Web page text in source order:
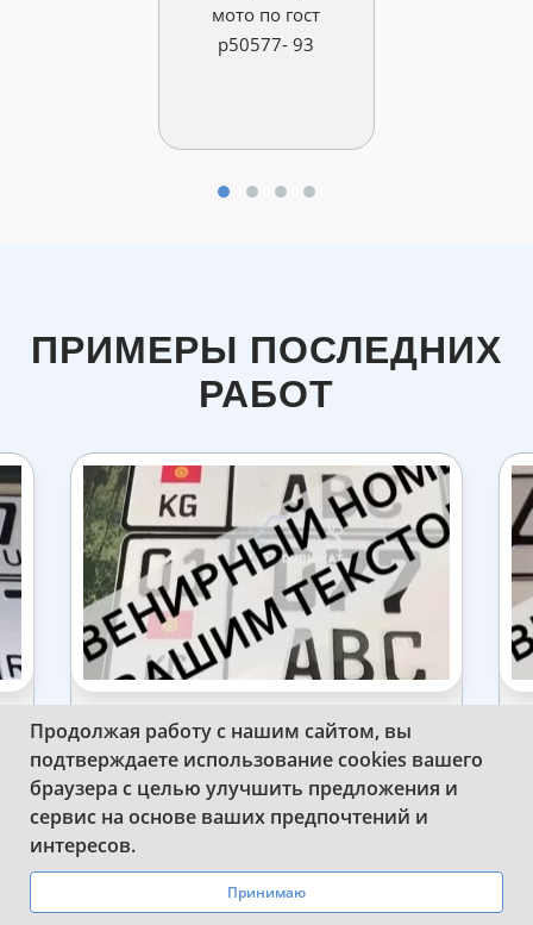
мото по гост
р50577- 93
ПРИМЕРЫ ПОСЛЕДНИХ
РАБОТ
ИЗГОТОВИЛИ СУВЕНИРНЫЙ
КВАДРАТНЫЙ НОМЕР КИРГИЗИИ НА
АВТО
Продолжая работу с нашим сайтом, вы
подтверждаете использование cookies вашего
браузера с целью улучшить предложения и
сервис на основе ваших предпочтений и
интересов.
Принимаю
WhatsApp